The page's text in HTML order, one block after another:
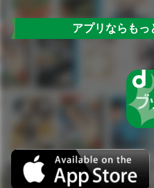
アプリならもっ